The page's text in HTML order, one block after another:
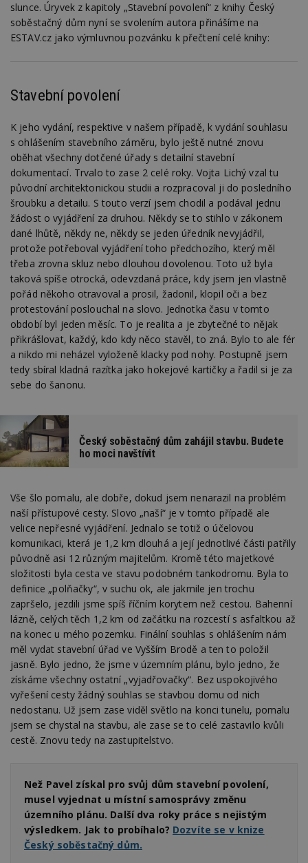
slunce. Úryvek z kapitoly „Stavební povolení“ z knihy Český
soběstačný dům nyní se svolením autora přinášíme na
ESTAV.cz jako výmluvnou pozvánku k přečtení celé knihy:
Stavební povolení
K jeho vydání, respektive v našem případě, k vydání souhlasu
s ohlášením stavebního záměru, bylo ještě nutné znovu
oběhat všechny dotčené úřady s detailní stavební
dokumentací. Trvalo to zase 2 celé roky. Vojta Lichý vzal tu
původní architektonickou studii a rozpracoval ji do posledního
šroubku a detailu. S touto verzí jsem chodil a podával jednu
žádost o vyjádření za druhou. Někdy se to stihlo v zákonem
dané lhůtě, někdy ne, někdy se jeden úředník nevyjádřil,
protože potřeboval vyjádření toho předchozího, který měl
třeba zrovna skluz nebo dlouhou dovolenou. Toto už byla
taková spíše otrocká, odevzdaná práce, kdy jsem jen vlastně
pořád někoho otravoval a prosil, žadonil, klopil oči a bez
protestování poslouchal na slovo. Jednotka času v tomto
období byl jeden měsíc. To je realita a je zbytečné to nějak
přikrášlovat, každý, kdo kdy něco stavěl, to zná. Bylo to ale fér
a nikdo mi neházel vyloženě klacky pod nohy. Postupně jsem
tedy sbíral kladná razítka jako hokejové kartičky a řadil si je za
sebe do šanonu.
Český soběstačný dům zahájil stavbu. Budete
ho moci navštívit
Vše šlo pomalu, ale dobře, dokud jsem nenarazil na problém
naší přístupové cesty. Slovo „naší“ je v tomto případě ale
velice nepřesné vyjádření. Jednalo se totiž o účelovou
komunikaci, která je 1,2 km dlouhá a její jednotlivé části patřily
původně asi 12 různým majitelům. Kromě této majetkové
složitosti byla cesta ve stavu podobném tankodromu. Byla to
definice „polňačky“, v suchu ok, ale jakmile jen trochu
zapršelo, jezdili jsme spíš říčním korytem než cestou. Bahenní
lázně, celých těch 1,2 km od začátku na rozcestí s asfaltkou až
na konec u mého pozemku. Finální souhlas s ohlášením nám
měl vydat stavební úřad ve Vyšším Brodě a ten to položil
jasně. Bylo jedno, že jsme v územním plánu, bylo jedno, že
získáme všechny ostatní „vyjadřovačky“. Bez uspokojivého
vyřešení cesty žádný souhlas se stavbou domu od nich
nedostanu. Už jsem zase viděl světlo na konci tunelu, pomalu
jsem se chystal na stavbu, ale zase se to celé zastavilo kvůli
cestě. Znovu tedy na zastupitelstvo.
Než Pavel získal pro svůj dům stavební povolení,
musel vyjednat u místní samosprávy změnu
územního plánu. Další dva roky práce s nejistým
výsledkem. Jak to probíhalo? Dozvíte se v knize
Český soběstačný dům.